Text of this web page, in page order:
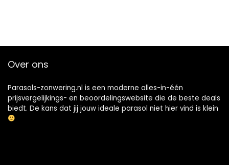
Over ons
Parasols-zonwering.nl is een moderne alles-in-één
prijsvergelijkings- en beoordelingswebsite die de beste deals
biedt. De kans dat jij jouw ideale parasol niet hier vind is klein